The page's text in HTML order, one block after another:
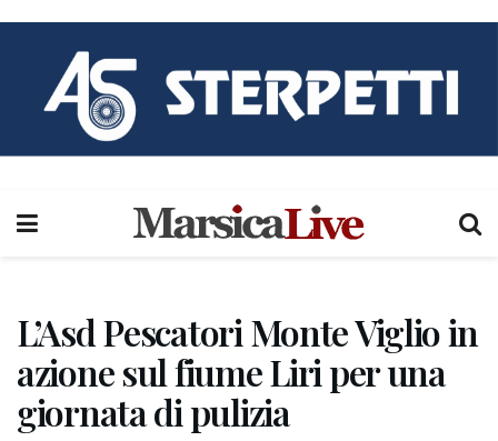
L’Asd Pescatori Monte Viglio in
azione sul fiume Liri per una
giornata di pulizia